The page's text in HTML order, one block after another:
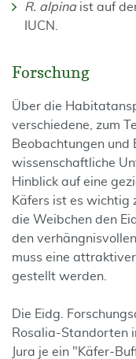
R. alpinaist auf
IUCN.
Forschung
Über die
verschiedene, zum
Beobachtungen und
wissenschaftliche
Hinblick auf eine
Käfers ist es wichtig
die Weibchen den
den
muss eine
gestellt werden.
Die Eidg.
Rosalia-Standorten
Jura je ein "Käfer-